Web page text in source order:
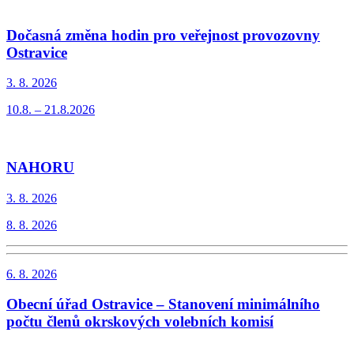
Dočasná změna hodin pro veřejnost provozovny
Ostravice
3. 8. 2026
10.8. – 21.8.2026
NAHORU
3. 8. 2026
8. 8. 2026
6. 8. 2026
Obecní úřad Ostravice – Stanovení minimálního
počtu členů okrskových volebních komisí